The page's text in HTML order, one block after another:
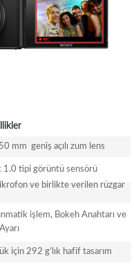
mm geniş açılı zum lens
1.0 tipi görüntü sensörü
ve birlikte verilen rüzgar
işlem, Bokeh Anahtarı ve
için 292 g’lık hafif tasarım